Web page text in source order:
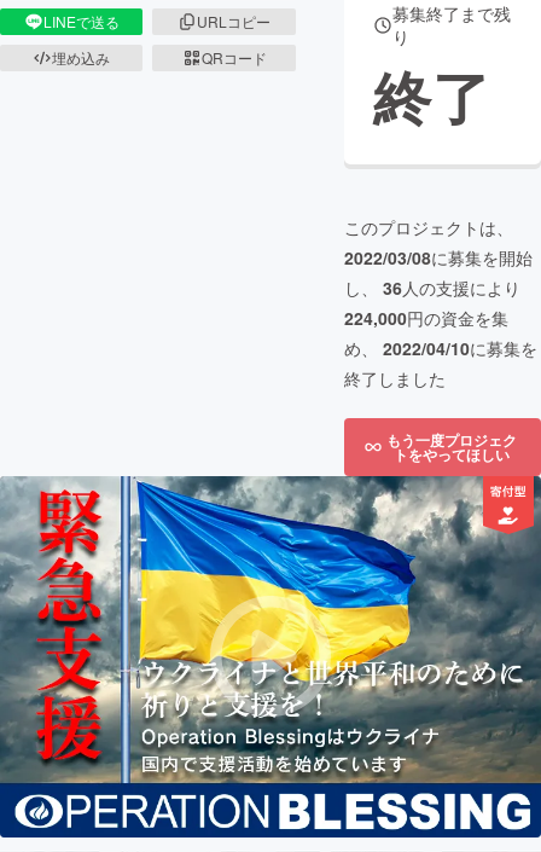
LINEで送る
URLコピー
埋め込み
QRコード
募集終了まで残
り
終了
このプロジェクトは、
2022/03/08に募集を開始
し、 36人の支援により
224,000円の資金を集
め、 2022/04/10に募集を
終了しました
もう一度プロジェク
トをやってほしい